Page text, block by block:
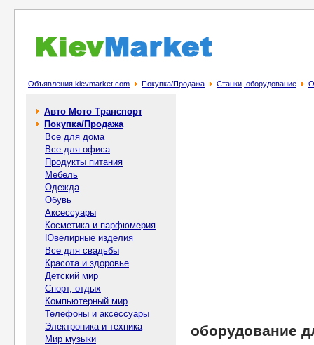
Объявления kievmarket.com Покупка/Продажа Станки, оборудование
Авто Мото Транспорт
Покупка/Продажа
Все для дома
Все для офиса
Продукты питания
Мебель
Одежда
Обувь
Аксессуары
Косметика и парфюмерия
Ювелирные изделия
Все для свадьбы
Красота и здоровье
Детский мир
Спорт, отдых
Компьютерный мир
Телефоны и аксессуары
Электроника и техника
Мир музыки
оборудование